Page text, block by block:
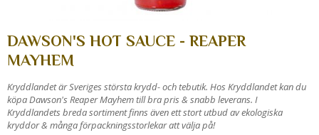
DAWSON'S HOT SAUCE - REAPER
MAYHEM
Kryddlandet är Sveriges största krydd- och tebutik. Hos Kryddlandet kan du
köpa Dawson's Reaper Mayhem till bra pris & snabb leverans. I
Kryddlandets breda sortiment finns även ett stort utbud av ekologiska
kryddor & många förpackningsstorlekar att välja på!